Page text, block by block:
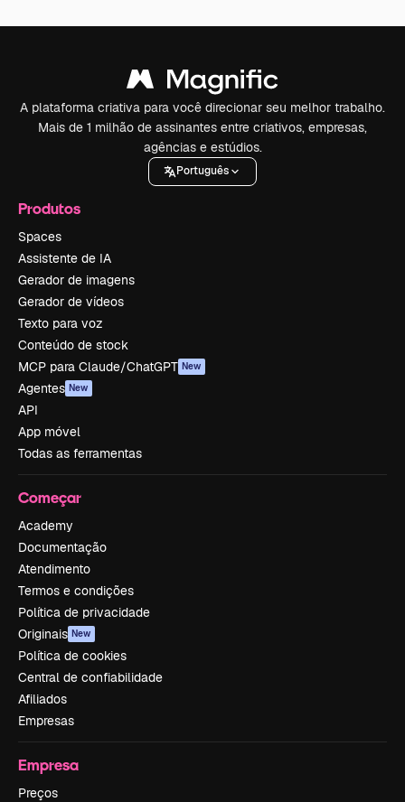
A plataforma criativa para você direcionar seu melhor trabalho.
Mais de 1 milhão de assinantes entre criativos, empresas,
agências e estúdios.
Português
Produtos
Spaces
Assistente de IA
Gerador de imagens
Gerador de vídeos
Texto para voz
Conteúdo de stock
MCP para Claude/ChatGPT New
Agentes New
API
App móvel
Todas as ferramentas
Começar
Academy
Documentação
Atendimento
Termos e condições
Política de privacidade
Originais New
Política de cookies
Central de confiabilidade
Afiliados
Empresas
Empresa
Preços